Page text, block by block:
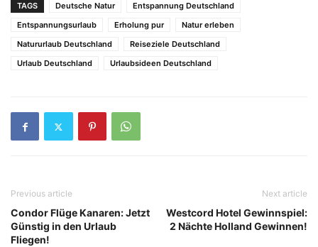
TAGS Deutsche Natur
Entspannung Deutschland
Entspannungsurlaub
Erholung pur
Natur erleben
Natururlaub Deutschland
Reiseziele Deutschland
Urlaub Deutschland
Urlaubsideen Deutschland
Previous article
Condor Flüge Kanaren: Jetzt
Günstig in den Urlaub
Fliegen!
Next article
Westcord Hotel Gewinnspiel:
2 Nächte Holland Gewinnen!